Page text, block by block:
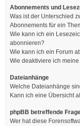
Abonnements und
Was ist der Unterschied
Abonnements für ein
Wie kann ich ein
abonnieren?
Wie kann ich ein Forum
Wie deaktiviere ich
Dateianhänge
Welche Dateianhänge
Kann ich eine Übersicht
phpBB betreffende
Wer hat diese